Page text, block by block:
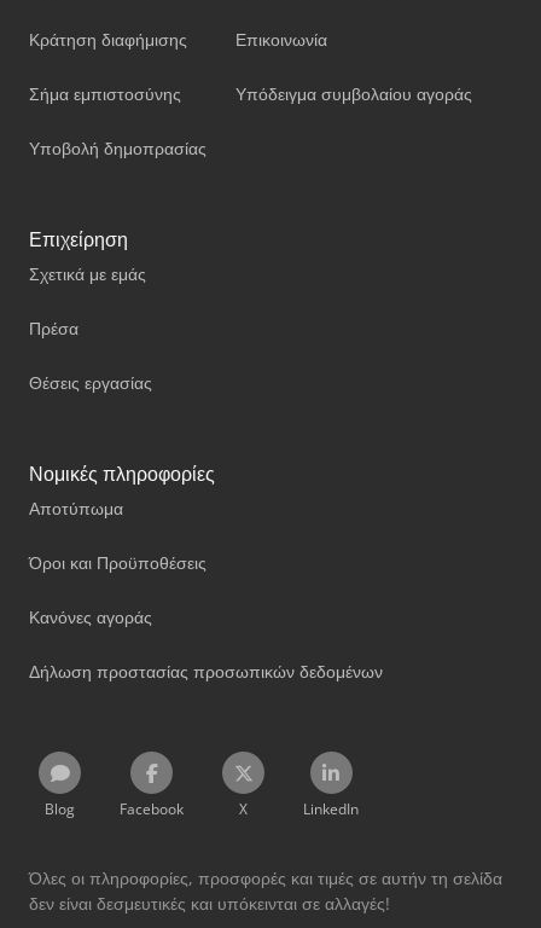
Κράτηση διαφήμισης
Σήμα εμπιστοσύνης
Υποβολή δημοπρασίας
Επικοινωνία
Υπόδειγμα συμβολαίου αγοράς
Επιχείρηση
Σχετικά με εμάς
Πρέσα
Θέσεις εργασίας
Νομικές πληροφορίες
Αποτύπωμα
Όροι και Προϋποθέσεις
Κανόνες αγοράς
Δήλωση προστασίας προσωπικών δεδομένων
Blog Facebook X LinkedIn
Όλες οι πληροφορίες, προσφορές και τιμές σε αυτήν τη σελίδα
δεν είναι δεσμευτικές και υπόκεινται σε αλλαγές!